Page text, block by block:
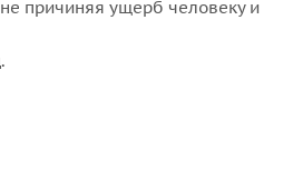
причиняя ущерб человеку и